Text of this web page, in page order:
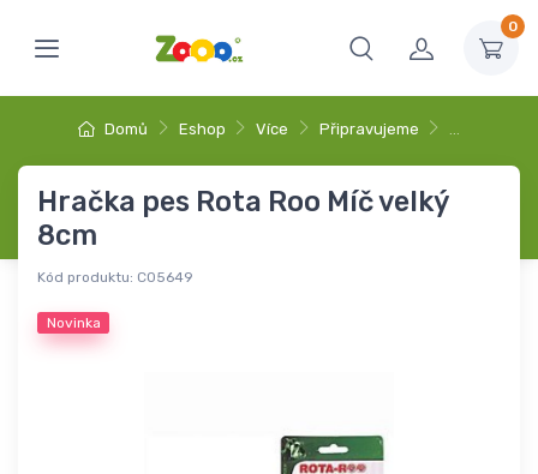
0
Domů Eshop Více Připravujeme …
Hračka pes Rota Roo Míč velký
8cm
Kód produktu: C05649
Novinka